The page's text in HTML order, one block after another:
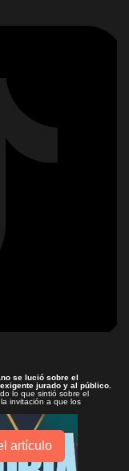
se lució sobre el
jurado y al público.
lo que sintió sobre el
invitación a que los
artículo